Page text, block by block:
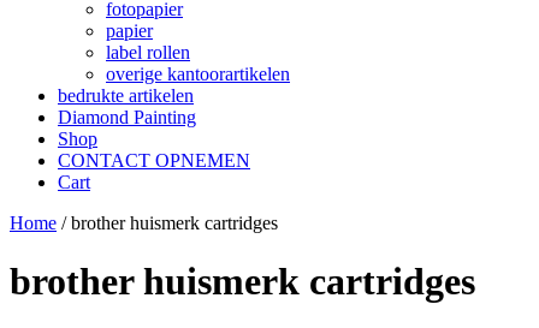
fotopapier
papier
label rollen
overige kantoorartikelen
bedrukte artikelen
Diamond Painting
Shop
CONTACT OPNEMEN
Cart
Home / brother huismerk cartridges
brother huismerk cartridges